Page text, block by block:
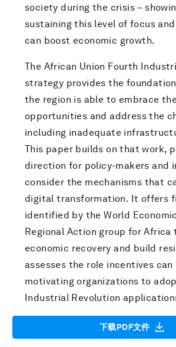
society during the crisis –
sustaining this level of focus
can boost economic growth.
The African Union Fourth
strategy provides the
the region is able to embrace
opportunities and address the
including inadequate
This paper builds on that work,
direction for policy-makers and
consider the mechanisms that
digital transformation. It offers
identified by the World
Regional Action group for Africa
economic recovery and build
assesses the role incentives can
motivating organizations to
Industrial Revolution
下载PDF文件